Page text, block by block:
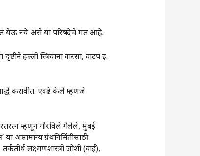
येऊ नये असे या परिषदेचे मत आहे.
हल्ली स्त्रियांना वारसा, वाटप इ.
करावीत. एवढे केले म्हणजे
म्हणून गौरविले गेलेले, मुंबई
असामान्य ग्रंथनिर्मितीसाठी
लक्ष्मणशास्त्री जोशी (वाई),